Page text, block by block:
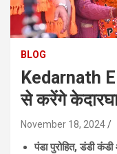
BLOG
Kedarnath
से करेंगे
November 18, 2024
पंडा पुरोहित, डंडी